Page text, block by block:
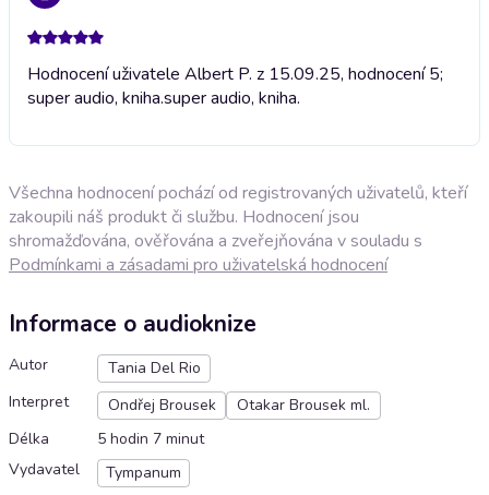
Hodnocení uživatele Albert P. z 15.09.25, hodnocení 5;
super audio, kniha.super audio, kniha.
Všechna hodnocení pochází od registrovaných uživatelů, kteří
zakoupili náš produkt či službu. Hodnocení jsou
shromažďována, ověřována a zveřejňována v souladu s
Podmínkami a zásadami pro uživatelská hodnocení
Informace o audioknize
Autor
Tania Del Rio
Interpret
Ondřej Brousek
Otakar Brousek ml.
Délka
5 hodin 7 minut
Vydavatel
Tympanum